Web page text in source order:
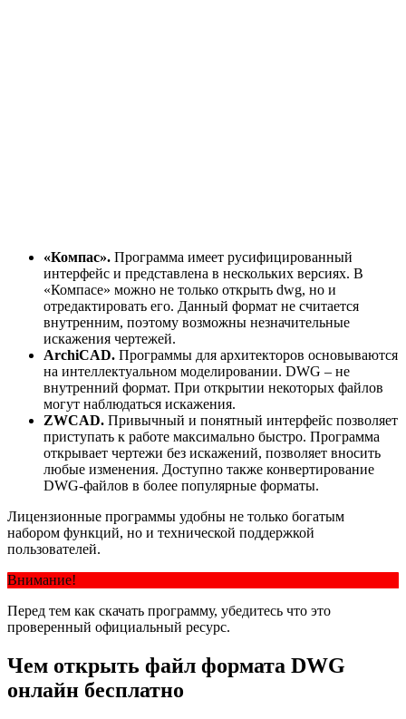
«Компас». Программа имеет русифицированный
интерфейс и представлена в нескольких версиях. В
«Компасе» можно не только открыть dwg, но и
отредактировать его. Данный формат не считается
внутренним, поэтому возможны незначительные
искажения чертежей.
ArchiCAD. Программы для архитекторов основываются
на интеллектуальном моделировании. DWG – не
внутренний формат. При открытии некоторых файлов
могут наблюдаться искажения.
ZWCAD. Привычный и понятный интерфейс позволяет
приступать к работе максимально быстро. Программа
открывает чертежи без искажений, позволяет вносить
любые изменения. Доступно также конвертирование
DWG-файлов в более популярные форматы.
Лицензионные программы удобны не только богатым
набором функций, но и технической поддержкой
пользователей.
Внимание!
Перед тем как скачать программу, убедитесь что это
проверенный официальный ресурс.
Чем открыть файл формата DWG
онлайн бесплатно